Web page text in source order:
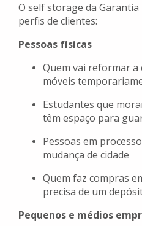
O self storage da
perfis de clientes:
Pessoas físicas
Quem vai reformar a
móveis
Estudantes que
têm espaço para
Pessoas em
mudança de cidade
Quem faz compras
precisa de um
Pequenos e médios